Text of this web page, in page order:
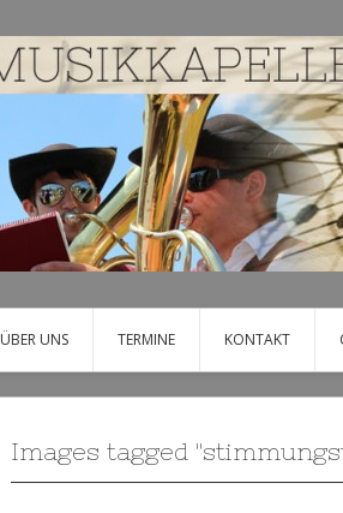
ÜBER UNS TERMINE KONTAKT
Images tagged